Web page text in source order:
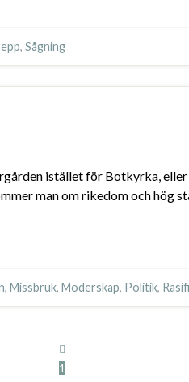
, Sågning
istället för Botkyrka, eller
man om rikedom och hög
, Missbruk, Moderskap, Politik,
1